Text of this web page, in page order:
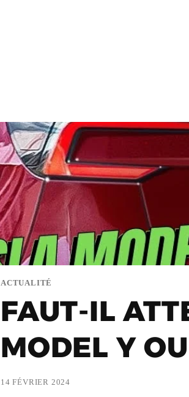
ACTUALITÉ
FAUT-IL
MODEL Y
14 FÉVRIER 2024